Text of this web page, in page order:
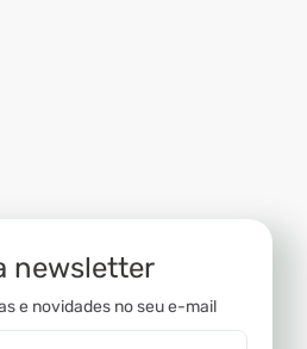
newsletter
e novidades no seu e-mail